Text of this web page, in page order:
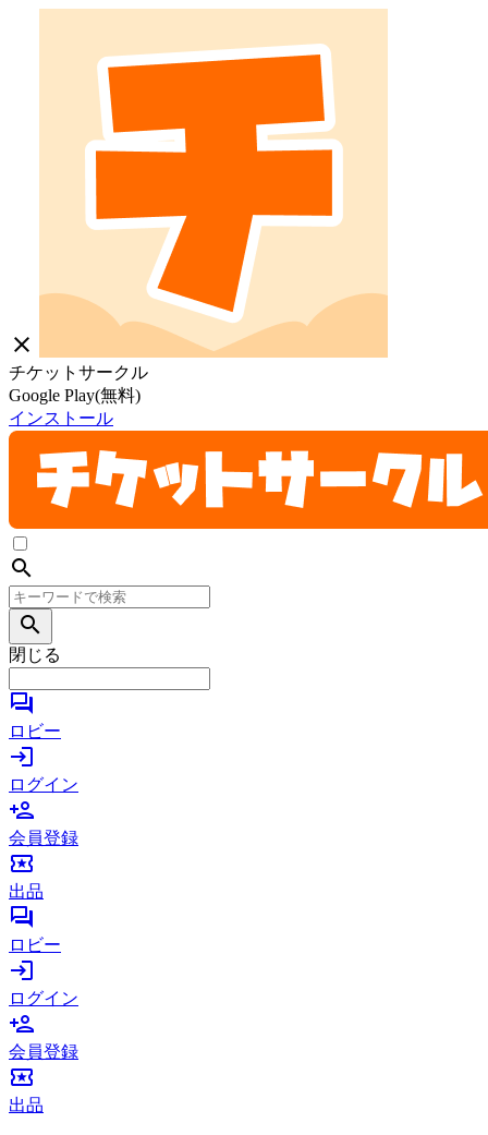
close
チケットサークル
Google Play(無料)
インストール
search
search
閉じる
forum
ロビー
login
ログイン
person_add
会員登録
local_activity
出品
forum
ロビー
login
ログイン
person_add
会員登録
local_activity
出品